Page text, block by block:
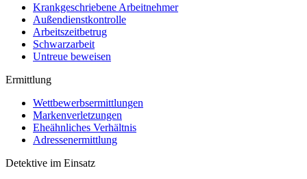
Krankgeschriebene Arbeitnehmer
Außendienstkontrolle
Arbeitszeitbetrug
Schwarzarbeit
Untreue beweisen
Ermittlung
Wettbewerbsermittlungen
Markenverletzungen
Eheähnliches Verhältnis
Adressenermittlung
Detektive im Einsatz